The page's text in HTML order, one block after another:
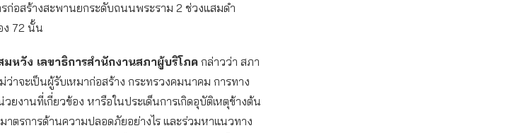
ก่อสร้างสะพานยกระดับถนนพระราม 2 ช่วงแสมดำ
ง 72 นั้น
มหวัง เลขาธิการสำนักงานสภาผู้บริโภค กล่าวว่า สภา
าจะเป็นผู้รับเหมาก่อสร้าง กระทรวงคมนาคม การทาง
ยงานที่เกี่ยวข้อง หารือในประเด็นการเกิดอุบัติเหตุข้างต้น
าตรการด้านความปลอดภัยอย่างไร และร่วมหาแนวทาง